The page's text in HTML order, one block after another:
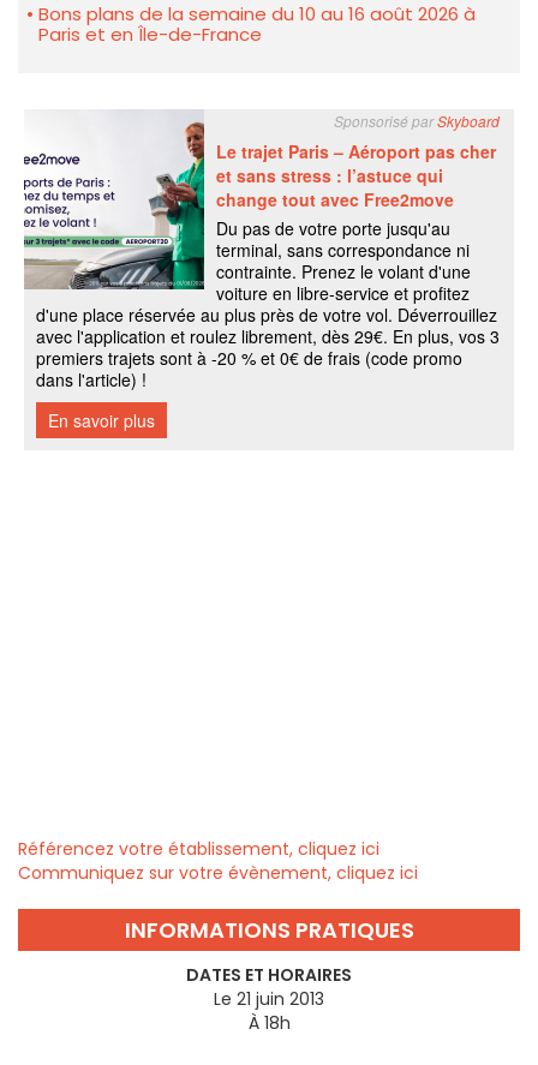
Bons plans de la semaine du 10 au 16 août 2026 à
Paris et en Île-de-France
Référencez votre établissement, cliquez ici
Communiquez sur votre évènement, cliquez ici
INFORMATIONS PRATIQUES
DATES ET HORAIRES
Le 21 juin 2013
À 18h